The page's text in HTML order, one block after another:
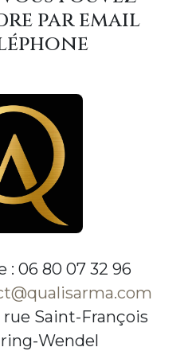
par email
: 06 80 07 32 96
rue Saint-François
Wendel